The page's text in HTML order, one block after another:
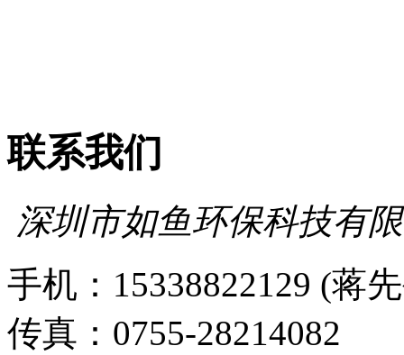
联系我们
深圳市如鱼环保科技有
手机：15338822129 (蒋
传真：0755-28214082